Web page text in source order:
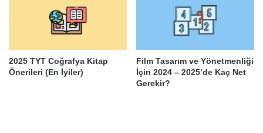
2025 TYT Coğrafya Kitap
Önerileri (En İyiler)
Film Tasarım ve Yönetmenliği
İçin 2024 – 2025’de Kaç Net
Gerekir?